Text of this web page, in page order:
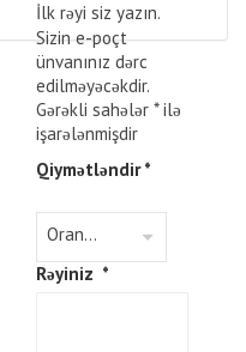
İlk rəyi siz yazın.
Sizin e-poçt
ünvanınız dərc
edilməyəcəkdir.
Gərəkli sahələr *ilə
işarələnmişdir
Qiymətləndir*
Rəyiniz *